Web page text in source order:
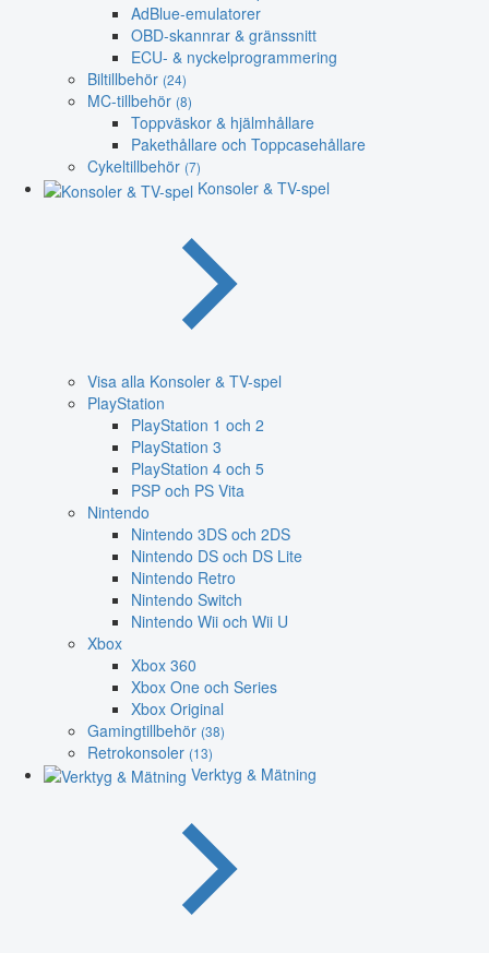
AdBlue-emulatorer
OBD-skannrar & gränssnitt
ECU- & nyckelprogrammering
Biltillbehör (24)
MC-tillbehör (8)
Toppväskor & hjälmhållare
Pakethållare och Toppcasehållare
Cykeltillbehör (7)
Konsoler & TV-spel
Visa alla Konsoler & TV-spel
PlayStation
PlayStation 1 och 2
PlayStation 3
PlayStation 4 och 5
PSP och PS Vita
Nintendo
Nintendo 3DS och 2DS
Nintendo DS och DS Lite
Nintendo Retro
Nintendo Switch
Nintendo Wii och Wii U
Xbox
Xbox 360
Xbox One och Series
Xbox Original
Gamingtillbehör (38)
Retrokonsoler (13)
Verktyg & Mätning